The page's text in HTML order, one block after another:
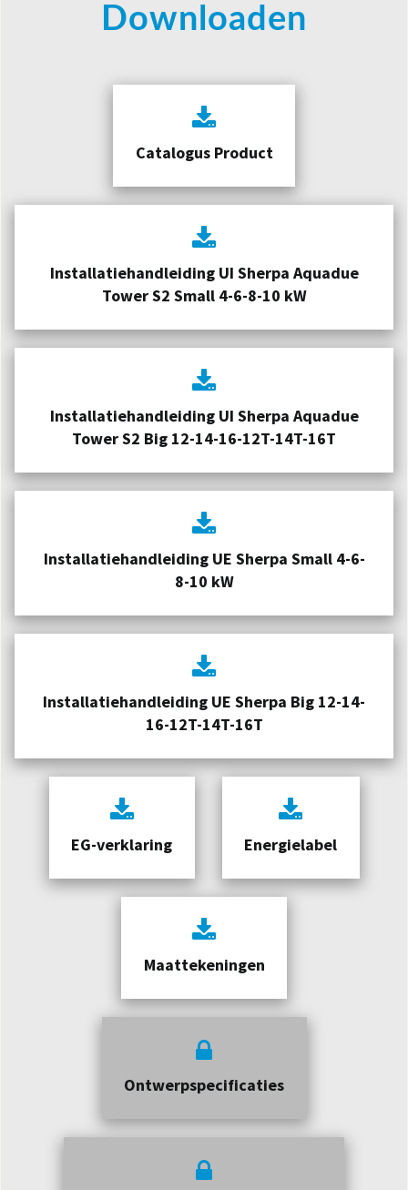
Downloaden
Catalogus Product
Installatiehandleiding UI Sherpa Aquadue
Tower S2 Small 4-6-8-10 kW
Installatiehandleiding UI Sherpa Aquadue
Tower S2 Big 12-14-16-12T-14T-16T
Installatiehandleiding UE Sherpa Small 4-6-
8-10 kW
Installatiehandleiding UE Sherpa Big 12-14-
16-12T-14T-16T
EG-verklaring Energielabel
Maattekeningen
Ontwerpspecificaties